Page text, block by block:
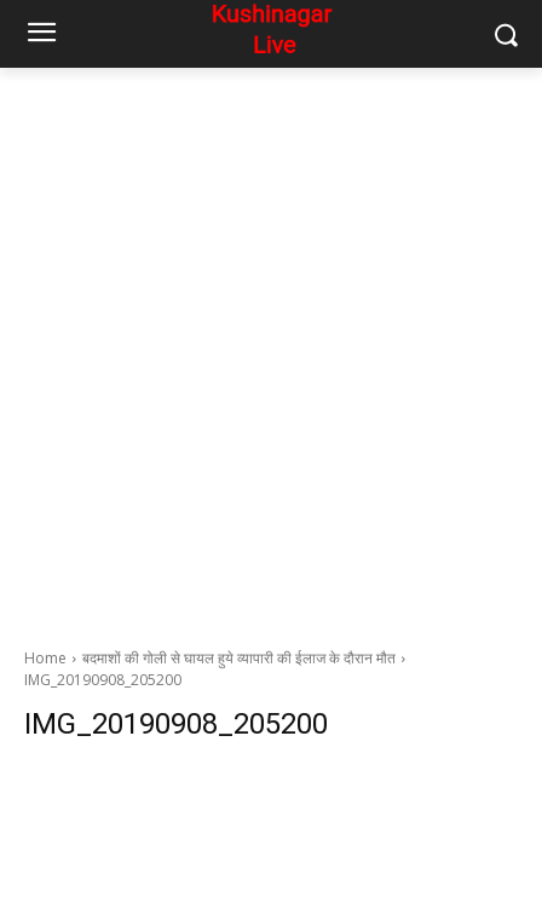
Home
बदमाशों की गोली से घायल हुये व्यापारी की ईलाज के दौरान मौत
IMG_20190908_205200
IMG_20190908_205200